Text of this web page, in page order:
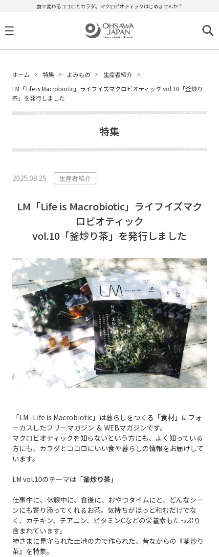
食で変わるココロとカラダ。マクロビオティックはじめませんか？
ホーム 特集 よみもの
生産者紹介
LM「Life is Macrobiotic」ライフイズマクロビオティック vol.10「釜炒り
茶」を発行しました
特集
2025.08.25 生産者紹介
LM「Life is Macrobiotic」ライフイズマク
ロビオティック
vol.10「釜炒り茶」を発行しました
「LM -Life is Macrobiotic」は暮らしをつくる「食材」にフォ
ーカスしたフリーマガジン ＆ WEBマガジンです。
マクロビオティックを知らないという方にも、よく知っている
方にも、カラダとココロにいい食や暮らしの情報をお届けして
います。
LM vol.10のテーマは「釜炒り茶 」
仕事中に、休憩中に、食後に、おやつタイムにと、どんなシー
ンにも寄り添ってくれるお茶。気持ちがほっと和むだけでな
く、カテキン、テアニン、ビタミンCなどの栄養素もたっぷり
含まれています。
神さまに見守られた土地の力で作られた、昔ながらの『釜炒り
茶』を特集。